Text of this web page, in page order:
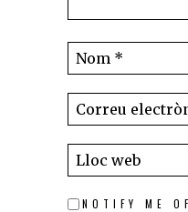
NOTIFY ME